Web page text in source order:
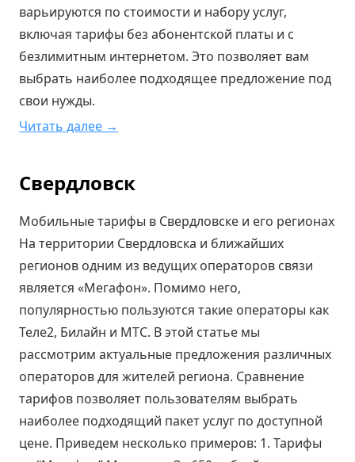
варьируются по стоимости и набору услуг,
включая тарифы без абонентской платы и с
безлимитным интернетом. Это позволяет вам
выбрать наиболее подходящее предложение под
свои нужды.
Читать далее →
Свердловск
Мобильные тарифы в Свердловске и его регионах
На территории Свердловска и ближайших
регионов одним из ведущих операторов связи
является «Мегафон». Помимо него,
популярностью пользуются такие операторы как
Теле2, Билайн и МТС. В этой статье мы
рассмотрим актуальные предложения различных
операторов для жителей региона. Сравнение
тарифов позволяет пользователям выбрать
наиболее подходящий пакет услуг по доступной
цене. Приведем несколько примеров: 1. Тарифы